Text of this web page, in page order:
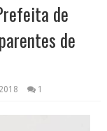
de
de
1